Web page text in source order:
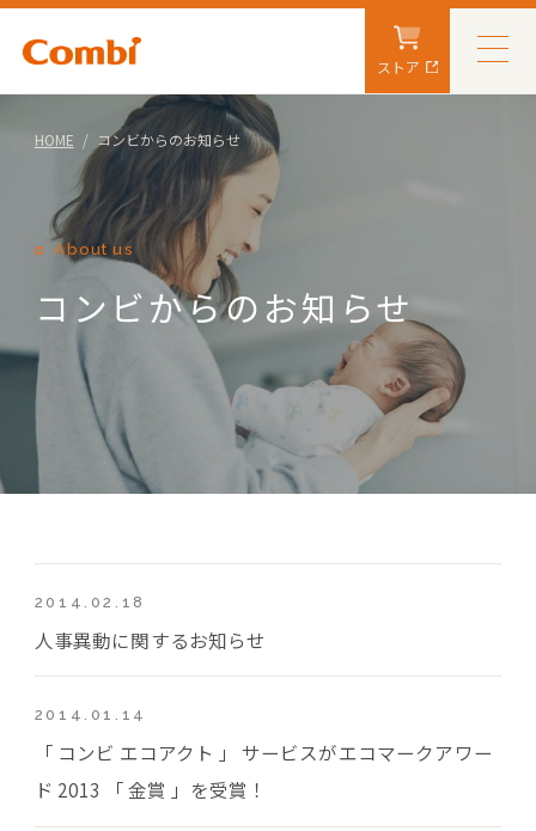
ストア
HOME コンビからのお知らせ
About us
コンビからのお知らせ
2014.02.18
人事異動に関するお知らせ
2014.01.14
「 コンビ エコアクト 」 サービスがエコマークアワー
ド 2013 「 金賞 」を受賞！